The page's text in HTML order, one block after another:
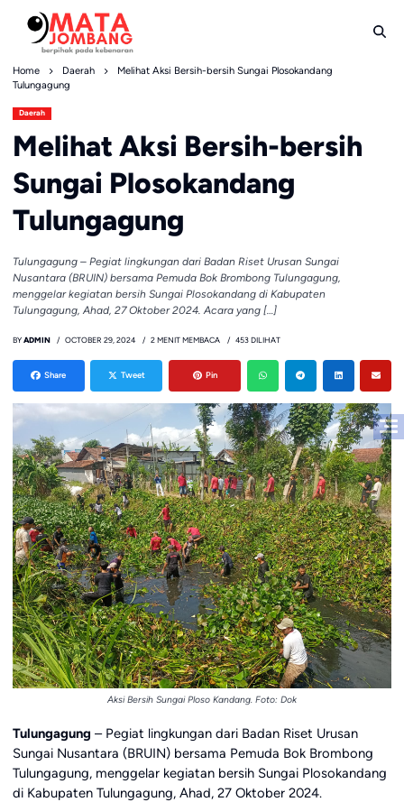
content
Home Daerah
Melihat Aksi Bersih-bersih Sungai Plosokandang
Tulungagung
Daerah
Melihat Aksi Bersih-bersih
Sungai Plosokandang
Tulungagung
Tulungagung – Pegiat lingkungan dari Badan Riset Urusan Sungai
Nusantara (BRUIN) bersama Pemuda Bok Brombong Tulungagung,
menggelar kegiatan bersih Sungai Plosokandang di Kabupaten
Tulungagung, Ahad, 27 Oktober 2024. Acara yang […]
BY ADMIN OCTOBER 29, 2024 2 MENIT MEMBACA 453 DILIHAT
Share Tweet Pin
Aksi Bersih Sungai Ploso Kandang. Foto: Dok
Tulungagung – Pegiat lingkungan dari Badan Riset Urusan
Sungai Nusantara (BRUIN) bersama Pemuda Bok Brombong
Tulungagung, menggelar kegiatan bersih Sungai Plosokandang
di Kabupaten Tulungagung, Ahad, 27 Oktober 2024.